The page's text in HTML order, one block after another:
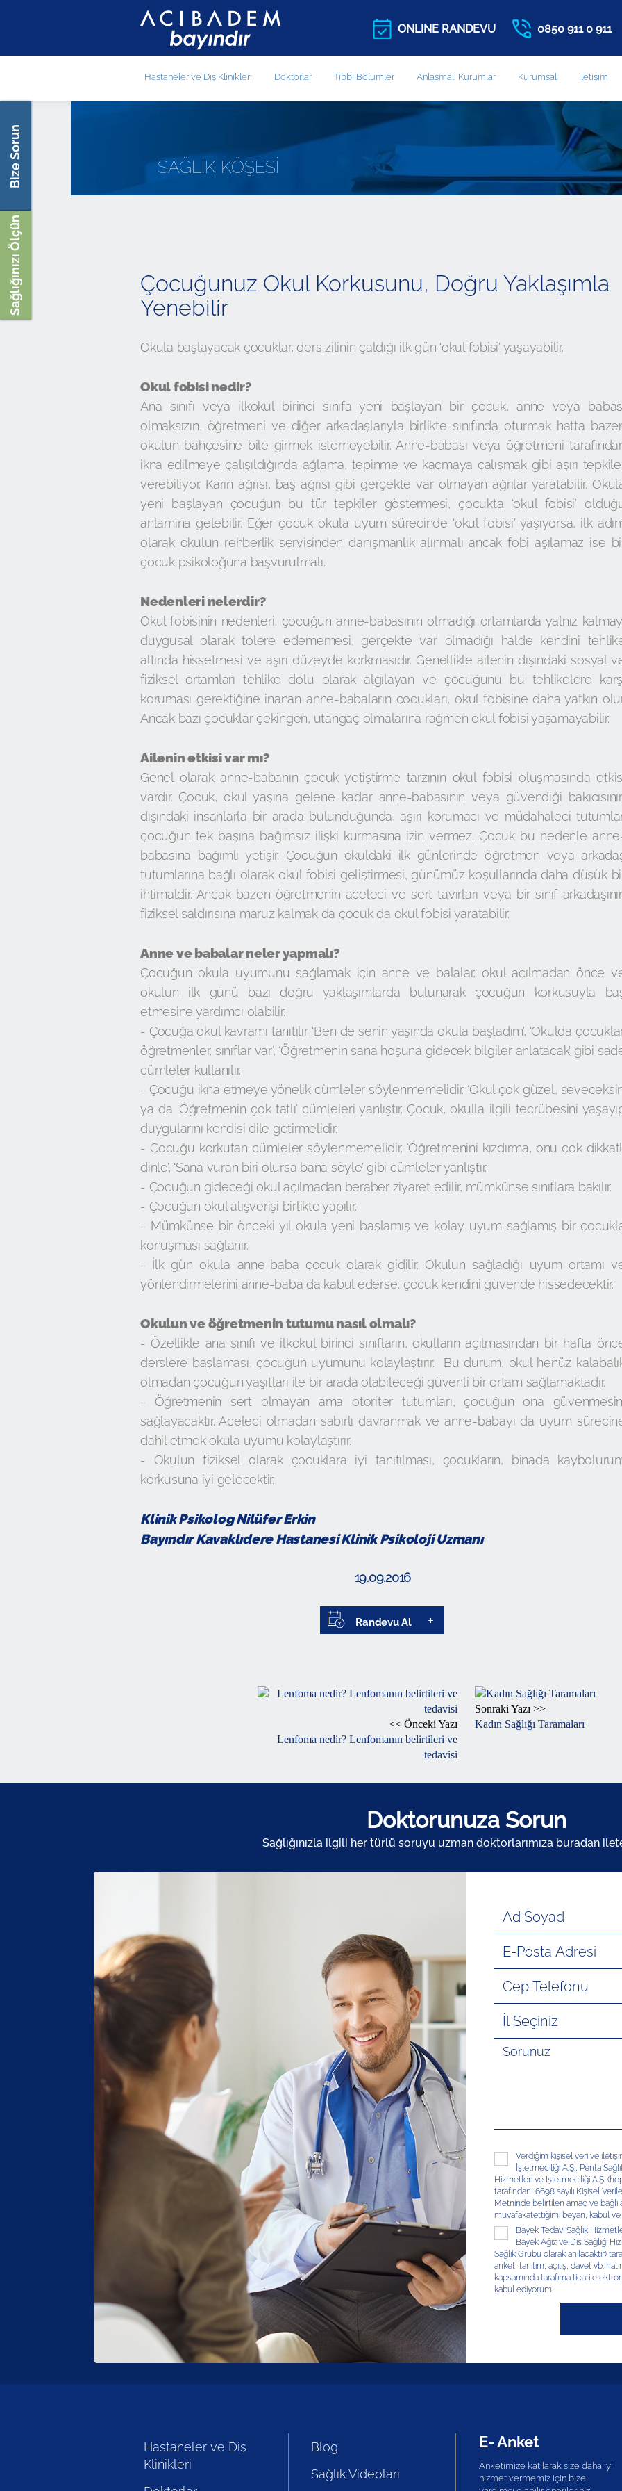
ONLINE RANDEVU 0850 911 0 911
Hastaneler ve Diş Klinikleri Doktorlar Tıbbi Bölümler Anlaşmalı Kurumlar Kurumsal İletişim
Bize Sorun
Sağlığınızı Ölçün
SAĞLIK KÖŞESİ
Çocuğunuz Okul Korkusunu, Doğru Yaklaşımla
Yenebilir
Okula başlayacak çocuklar, ders zilinin çaldığı ilk gün ‘okul fobisi’ yaşayabilir.
Okul fobisi nedir?
Ana sınıfı veya ilkokul birinci sınıfa yeni başlayan bir çocuk, anne veya
olmaksızın, öğretmeni ve diğer arkadaşlarıyla birlikte sınıfında oturmak hatta
okulun bahçesine bile girmek istemeyebilir. Anne-babası veya öğretmeni
ikna edilmeye çalışıldığında ağlama, tepinme ve kaçmaya çalışmak gibi aşırı
verebiliyor. Karın ağrısı, baş ağrısı gibi gerçekte var olmayan ağrılar yaratabilir.
yeni başlayan çocuğun bu tür tepkiler göstermesi, çocukta ‘okul fobisi’
anlamına gelebilir. Eğer çocuk okula uyum sürecinde ‘okul fobisi’ yaşıyorsa, ilk
olarak okulun rehberlik servisinden danışmanlık alınmalı ancak fobi aşılamaz ise
çocuk psikoloğuna başvurulmalı.
Nedenleri nelerdir?
Okul fobisinin nedenleri, çocuğun anne-babasının olmadığı ortamlarda yalnız
duygusal olarak tolere edememesi, gerçekte var olmadığı halde kendini
altında hissetmesi ve aşırı düzeyde korkmasıdır. Genellikle ailenin dışındaki sosyal
fiziksel ortamları tehlike dolu olarak algılayan ve çocuğunu bu tehlikelere
koruması gerektiğine inanan anne-babaların çocukları, okul fobisine daha yatkın
Ancak bazı çocuklar çekingen, utangaç olmalarına rağmen okul fobisi yaşamayabilir.
Ailenin etkisi var mı?
Genel olarak anne-babanın çocuk yetiştirme tarzının okul fobisi oluşmasında
vardır. Çocuk, okul yaşına gelene kadar anne-babasının veya güvendiği
dışındaki insanlarla bir arada bulunduğunda, aşırı korumacı ve müdahaleci
çocuğun tek başına bağımsız ilişki kurmasına izin vermez. Çocuk bu nedenle
babasına bağımlı yetişir. Çocuğun okuldaki ilk günlerinde öğretmen veya
tutumlarına bağlı olarak okul fobisi geliştirmesi, günümüz koşullarında daha düşük
ihtimaldir. Ancak bazen öğretmenin aceleci ve sert tavırları veya bir sınıf
fiziksel saldırısına maruz kalmak da çocuk da okul fobisi yaratabilir.
Anne ve babalar neler yapmalı?
Çocuğun okula uyumunu sağlamak için anne ve balalar, okul açılmadan önce
okulun ilk günü bazı doğru yaklaşımlarda bulunarak çocuğun korkusuyla
etmesine yardımcı olabilir.
- Çocuğa okul kavramı tanıtılır. ‘Ben de senin yaşında okula başladım’, ‘Okulda
öğretmenler, sınıflar var’, ‘Öğretmenin sana hoşuna gidecek bilgiler anlatacak’ gibi
cümleler kullanılır.
- Çocuğu ikna etmeye yönelik cümleler söylenmemelidir. ‘Okul çok güzel,
ya da ‘Öğretmenin çok tatlı’ cümleleri yanlıştır. Çocuk, okulla ilgili tecrübesini
duygularını kendisi dile getirmelidir.
- Çocuğu korkutan cümleler söylenmemelidir. ‘Öğretmenini kızdırma, onu çok
dinle’, ‘Sana vuran biri olursa bana söyle’ gibi cümleler yanlıştır.
- Çocuğun gideceği okul açılmadan beraber ziyaret edilir, mümkünse sınıflara bakılır.
- Çocuğun okul alışverişi birlikte yapılır.
- Mümkünse bir önceki yıl okula yeni başlamış ve kolay uyum sağlamış bir
konuşması sağlanır.
- İlk gün okula anne-baba çocuk olarak gidilir. Okulun sağladığı uyum ortamı
yönlendirmelerini anne-baba da kabul ederse, çocuk kendini güvende hissedecektir.
Okulun ve öğretmenin tutumu nasıl olmalı?
- Özellikle ana sınıfı ve ilkokul birinci sınıfların, okulların açılmasından bir hafta
derslere başlaması, çocuğun uyumunu kolaylaştırır. Bu durum, okul henüz
olmadan çocuğun yaşıtları ile bir arada olabileceği güvenli bir ortam sağlamaktadır.
- Öğretmenin sert olmayan ama otoriter tutumları, çocuğun ona
sağlayacaktır. Aceleci olmadan sabırlı davranmak ve anne-babayı da uyum
dahil etmek okula uyumu kolaylaştırır.
- Okulun fiziksel olarak çocuklara iyi tanıtılması, çocukların, binada
korkusuna iyi gelecektir.
Klinik Psikolog Nilüfer Erkin
Bayındır Kavaklıdere Hastanesi Klinik Psikoloji Uzmanı
19.09.2016
Randevu Al
<< Önceki Yazı
Lenfoma nedir? Lenfomanın belirtileri ve
tedavisi
Sonraki Yazı >>
Kadın Sağlığı Taramaları
Doktorunuza Sorun
Sağlığınızla ilgili her türlü soruyu uzman doktorlarımıza buradan
Verdiğim kişisel veri ve
İşletmeciliği A.Ş., Penta
Hizmetleri ve İşletmeciliği A.Ş.
tarafından, 6698 sayılı Kişisel
Metninde belirtilen amaç ve bağlı
muvafakatettiğimi beyan, kabul
Bayek Tedavi Sağlık
Bayek Ağız ve Diş Sağlığı
Sağlık Grubu olarak anılacaktır)
anket, tanıtım, açılış, davet vb.
kapsamında tarafıma ticari
kabul ediyorum.
Hastaneler ve Diş
Klinikleri
Blog
Sağlık Videoları
E- Anket
Anketimize katılarak size daha iyi
hizmet vermemiz için bize